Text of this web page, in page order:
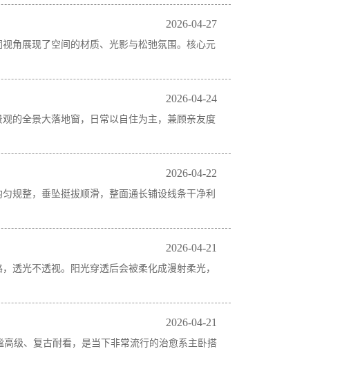
2026-04-27
角展现了空间的材质、光影与松弛氛围。核心元
2026-04-24
的全景大落地窗，日常以自住为主，兼顾亲友度
2026-04-22
规整，垂坠挺拔顺滑，整面通长铺设线条干净利
2026-04-21
透光不透视。阳光穿透后会被柔化成漫射柔光，
2026-04-21
级、复古耐看，是当下非常流行的治愈系主卧搭